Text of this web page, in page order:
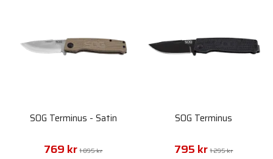
SOG Terminus - Satin
769 kr 1 095 kr
SOG Terminus
795 kr 1 295 kr